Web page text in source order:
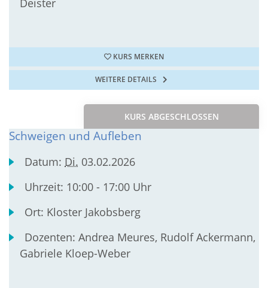
Deister
KURS MERKEN
WEITERE DETAILS
KURS ABGESCHLOSSEN
Schweigen und Aufleben
Datum: Di. 03.02.2026
Uhrzeit: 10:00 - 17:00 Uhr
Ort: Kloster Jakobsberg
Dozenten:Andrea Meures, Rudolf Ackermann,
Gabriele Kloep-Weber